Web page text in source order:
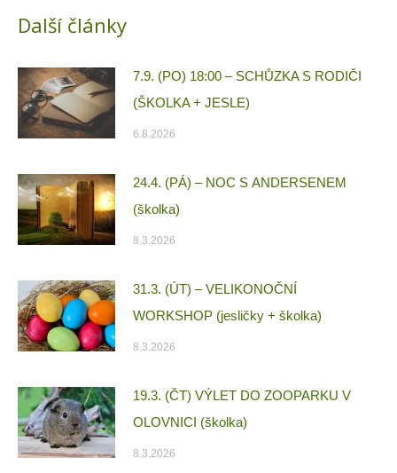
Další články
7.9. (PO) 18:00 – SCHŮZKA S RODIČI
(ŠKOLKA + JESLE)
6.8.2026
24.4. (PÁ) – NOC S ANDERSENEM
(školka)
8.3.2026
31.3. (ÚT) – VELIKONOČNÍ
WORKSHOP (jesličky + školka)
8.3.2026
19.3. (ČT) VÝLET DO ZOOPARKU V
OLOVNICI (školka)
8.3.2026